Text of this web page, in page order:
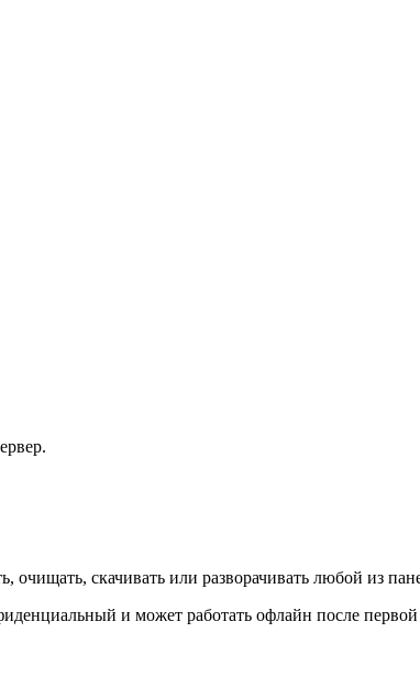
очищать, скачивать или разворачивать любой из
и может работать офлайн после первой